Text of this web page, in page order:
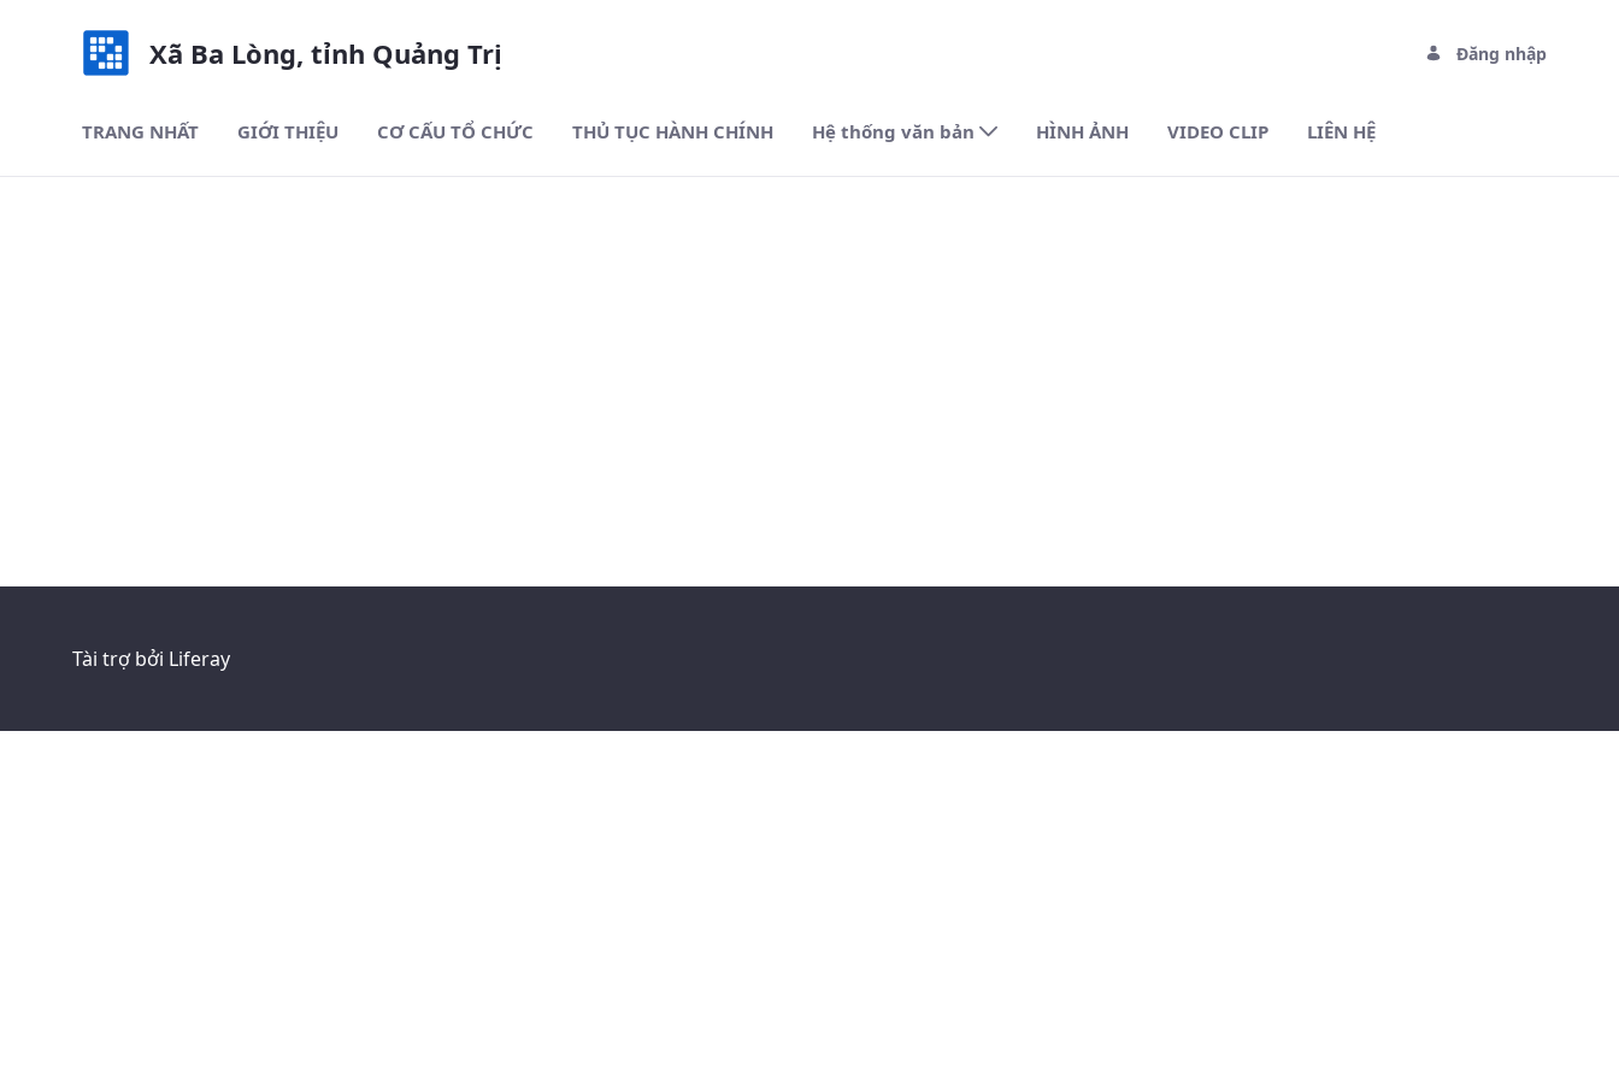
Xã Ba Lòng, tỉnh Quảng Trị Đăng nhập
TRANG NHẤT GIỚI THIỆU CƠ CẤU TỔ CHỨC THỦ TỤC HÀNH CHÍNH Hệ thống văn bản HÌNH ẢNH VIDEO CLIP LIÊN HỆ
Tài trợ bởi Liferay